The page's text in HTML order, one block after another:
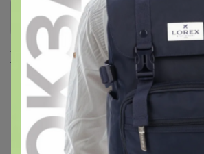
+ Ещё 16 каталогов
Хиты продаж